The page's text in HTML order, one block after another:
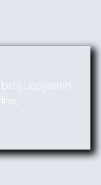
uspješnih